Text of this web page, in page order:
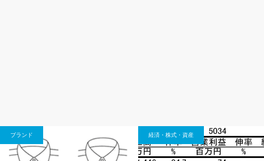
ブランド 経済・株式・資産